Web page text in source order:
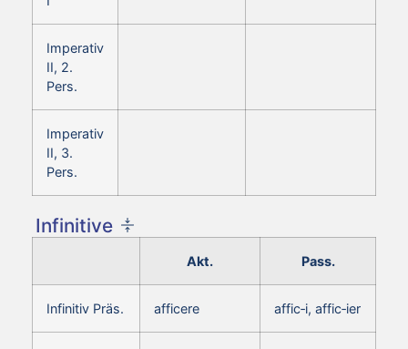
Imperativ
II, 2.
Pers.
Imperativ
II, 3.
Pers.
Infinitive
Akt. Pass.
Infinitiv Präs. afficere affic‑i, affic‑ier